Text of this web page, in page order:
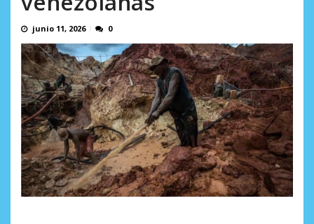
junio 11, 2026 0